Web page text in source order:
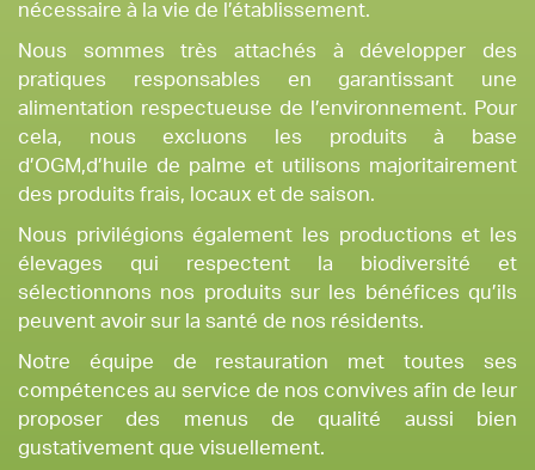
nécessaire à la vie de l’établissement.
Nous sommes très attachés à développer des
pratiques responsables en garantissant une
alimentation respectueuse de l’environnement. Pour
cela, nous excluons les produits à base
d’OGM,d’huile de palme et utilisons majoritairement
des produits frais, locaux et de saison.
Nous privilégions également les productions et les
élevages qui respectent la biodiversité et
sélectionnons nos produits sur les bénéfices qu’ils
peuvent avoir sur la santé de nos résidents.
Notre équipe de restauration met toutes ses
compétences au service de nos convives afin de leur
proposer des menus de qualité aussi bien
gustativement que visuellement.